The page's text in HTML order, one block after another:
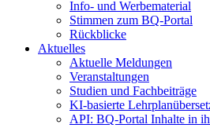
Info- und Werbematerial
Stimmen zum BQ-Portal
Rückblicke
Aktuelles
Aktuelle Meldungen
Veranstaltungen
Studien und Fachbeiträge
KI-basierte
API: BQ-Portal Inhalte in